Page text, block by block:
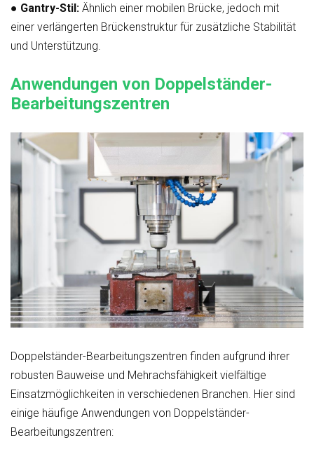
● Gantry-Stil: Ähnlich einer mobilen Brücke, jedoch mit
einer verlängerten Brückenstruktur für zusätzliche Stabilität
und Unterstützung.
Anwendungen von Doppelständer-
Bearbeitungszentren
Doppelständer-Bearbeitungszentren finden aufgrund ihrer
robusten Bauweise und Mehrachsfähigkeit vielfältige
Einsatzmöglichkeiten in verschiedenen Branchen. Hier sind
einige häufige Anwendungen von Doppelständer-
Bearbeitungszentren: